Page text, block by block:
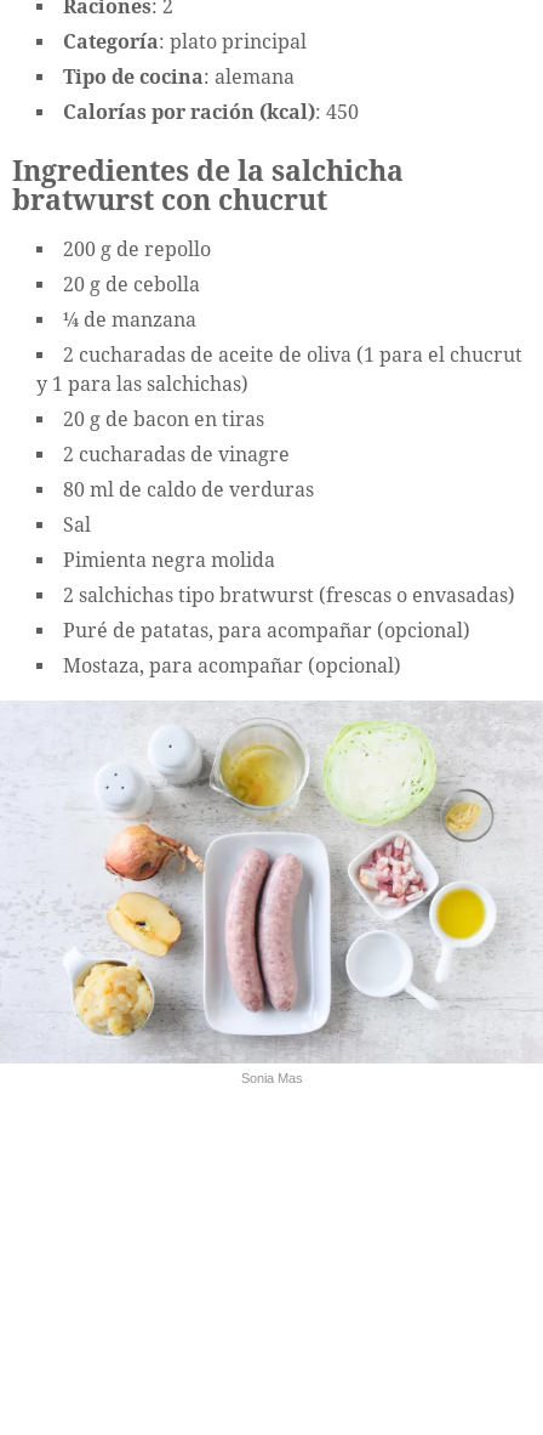
Raciones: 2
Categoría: plato principal
Tipo de cocina: alemana
Calorías por ración (kcal): 450
Ingredientes de la salchicha
bratwurst con chucrut
200 g de repollo
20 g de cebolla
¼ de manzana
2 cucharadas de aceite de oliva (1 para el chucrut
y 1 para las salchichas)
20 g de bacon en tiras
2 cucharadas de vinagre
80 ml de caldo de verduras
Sal
Pimienta negra molida
2 salchichas tipo bratwurst (frescas o envasadas)
Puré de patatas, para acompañar (opcional)
Mostaza, para acompañar (opcional)
Sonia Mas